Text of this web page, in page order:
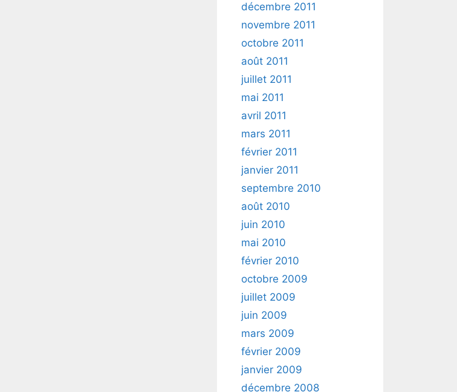
décembre 2011
novembre 2011
octobre 2011
août 2011
juillet 2011
mai 2011
avril 2011
mars 2011
février 2011
janvier 2011
septembre 2010
août 2010
juin 2010
mai 2010
février 2010
octobre 2009
juillet 2009
juin 2009
mars 2009
février 2009
janvier 2009
décembre 2008